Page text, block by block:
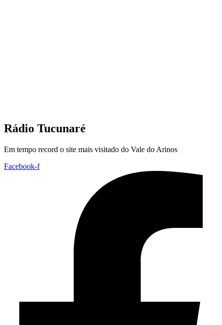
Rádio Tucunaré
Em tempo record o site mais visitado do Vale do Arinos
Facebook-f